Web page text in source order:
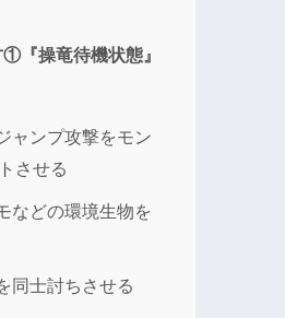
①『操竜待機状態』
ャンプ攻撃をモン
させる
などの環境生物を
同士討ちさせる